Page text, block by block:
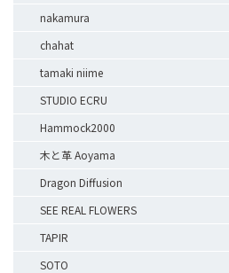
nakamura
chahat
tamaki niime
STUDIO ECRU
Hammock2000
木と革 Aoyama
Dragon Diffusion
SEE REAL FLOWERS
TAPIR
SOTO